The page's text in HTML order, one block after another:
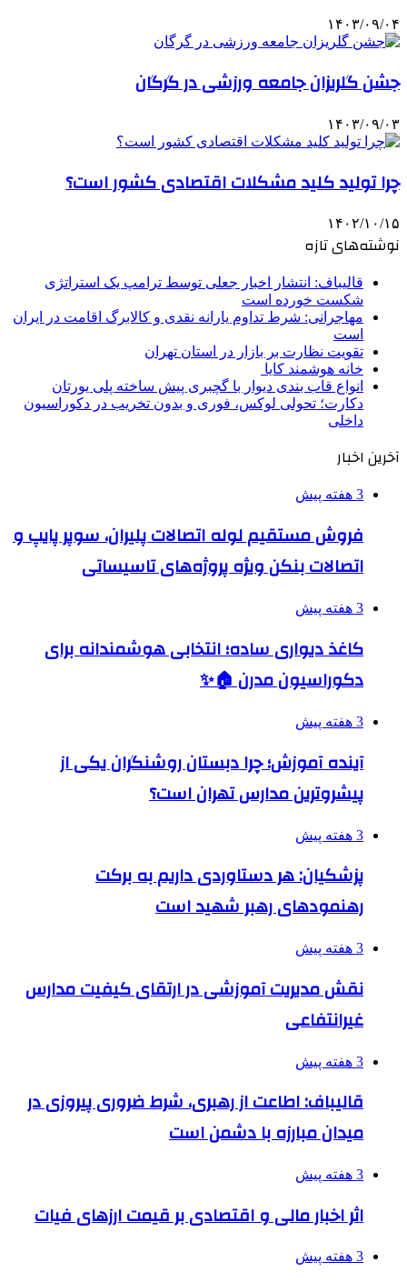
۱۴۰۳/۰۹/۰۴
جشن گلریزان جامعه ورزشی در گرگان
۱۴۰۳/۰۹/۰۳
چرا تولید کلید مشکلات اقتصادی کشور است؟
۱۴۰۲/۱۰/۱۵
نوشته‌های تازه
قالیباف: انتشار اخبار جعلی توسط ترامپ یک استراتژی
شکست خورده است
مهاجرانی: شرط تداوم یارانه نقدی و کالابرگ اقامت در ایران
است
تقویت نظارت بر بازار در استان تهران
خانه هوشمند کایا
انواع قاب بندی دیوار با گچبری پیش ساخته پلی یورتان
دکارت؛ تحولی لوکس، فوری و بدون تخریب در دکوراسیون
داخلی
آخرین اخبار
3 هفته پیش
فروش مستقیم لوله اتصالات پلیران، سوپر پایپ و
اتصالات بنکن ویژه پروژه‌های تاسیساتی
3 هفته پیش
کاغذ دیواری ساده؛ انتخابی هوشمندانه برای
دکوراسیون مدرن 🏠✨
3 هفته پیش
آینده آموزش؛ چرا دبستان روشنگران یکی از
پیشروترین مدارس تهران است؟
3 هفته پیش
پزشکیان: هر دستاوردی داریم به برکت
رهنمودهای رهبر شهید است
3 هفته پیش
نقش مدیریت آموزشی در ارتقای کیفیت مدارس
غیرانتفاعی
3 هفته پیش
قالیباف: اطاعت از رهبری، شرط ضروری پیروزی در
میدان مبارزه با دشمن است
3 هفته پیش
اثر اخبار مالی و اقتصادی بر قیمت ارزهای فیات
3 هفته پیش